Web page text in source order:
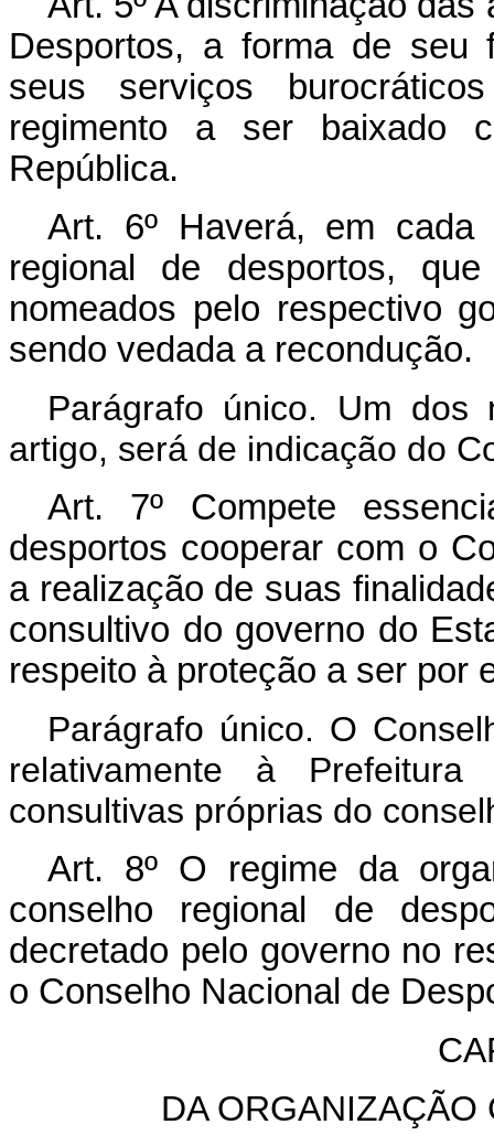
Desportos, a forma de seu
seus serviços
regimento a ser baixado
República.
Art. 6º Haverá, em cada
regional de desportos,
nomeados pelo respectivo
sendo vedada a recondução.
Parágrafo único. Um
artigo, será de indicação do
Art. 7º Compete
desportos cooperar com o
a realização de suas
consultivo do governo do
respeito à proteção a ser por
Parágrafo único. O
relativamente à
consultivas próprias do
Art. 8º O regime da
conselho regional de
decretado pelo governo no
o Conselho Nacional de
DA ORGANIZAÇÃO